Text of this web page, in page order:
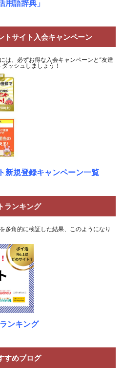
用語辞典」
トサイト入会キャンペーン
は、必ずお得な入会キャンペーンと“友達
ッシュしましょう！
新規登録キャンペーン一覧
ランキング
多角的に検証した結果、このようになり
ンキング
すめブログ